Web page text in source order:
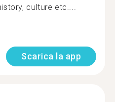
culture etc....
Scarica la app